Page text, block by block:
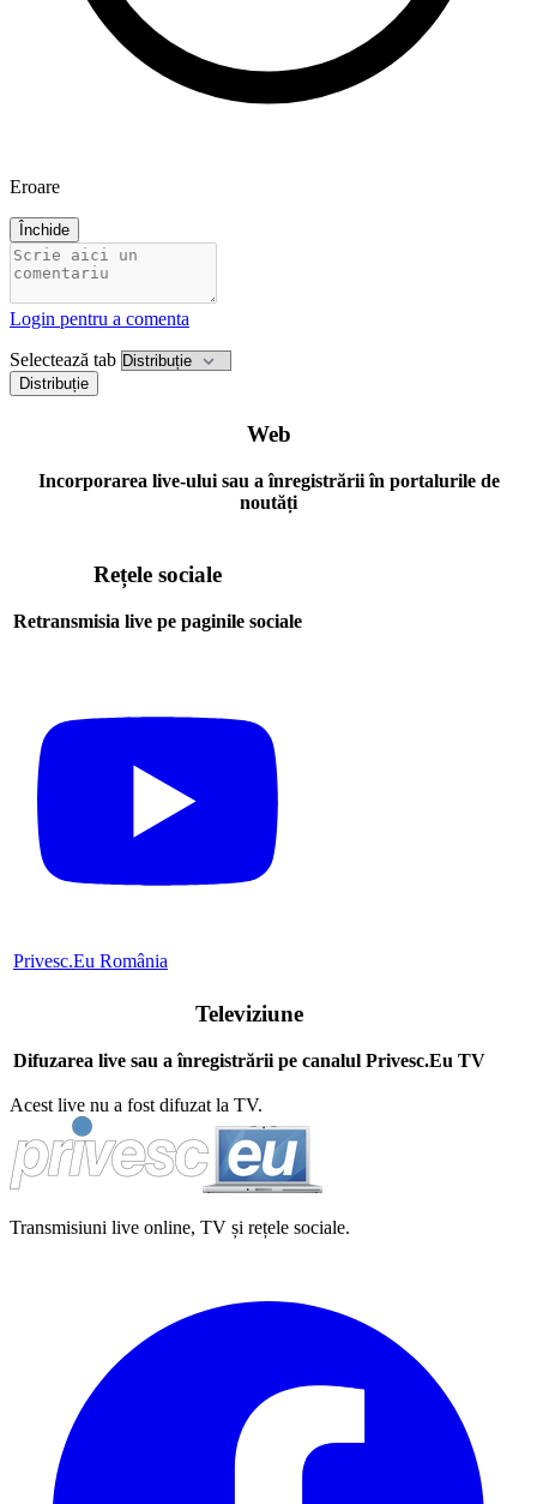
Eroare
Închide
Login pentru a comenta
Selectează tab
Distribuție
Web
Incorporarea live-ului sau a înregistrării în portalurile de
noutăți
Rețele sociale
Retransmisia live pe paginile sociale
Privesc.Eu România
Televiziune
Difuzarea live sau a înregistrării pe canalul Privesc.Eu TV
Acest live nu a fost difuzat la TV.
Transmisiuni live online, TV și rețele sociale.